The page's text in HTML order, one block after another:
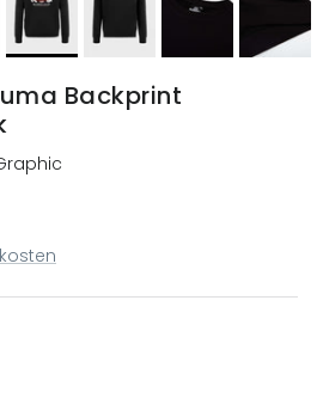
Backprint